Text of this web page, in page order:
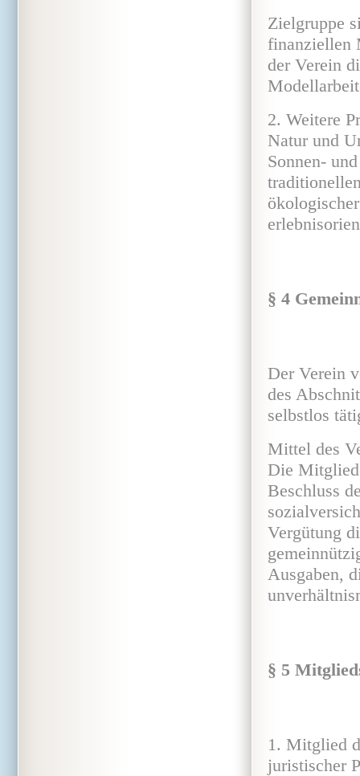
Zielgruppe
finanziellen
der Verein
2. Weitere
Natur und
Sonnen-
§ 4
Der Verein
des
selbstlos
Mittel des
Die
Beschluss
Vergütung
Ausgaben,
§ 5
1. Mitglied
juristischer